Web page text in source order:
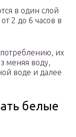
в один слой
2 до 6 часов в
их
меняя воду,
воде и далее
белые